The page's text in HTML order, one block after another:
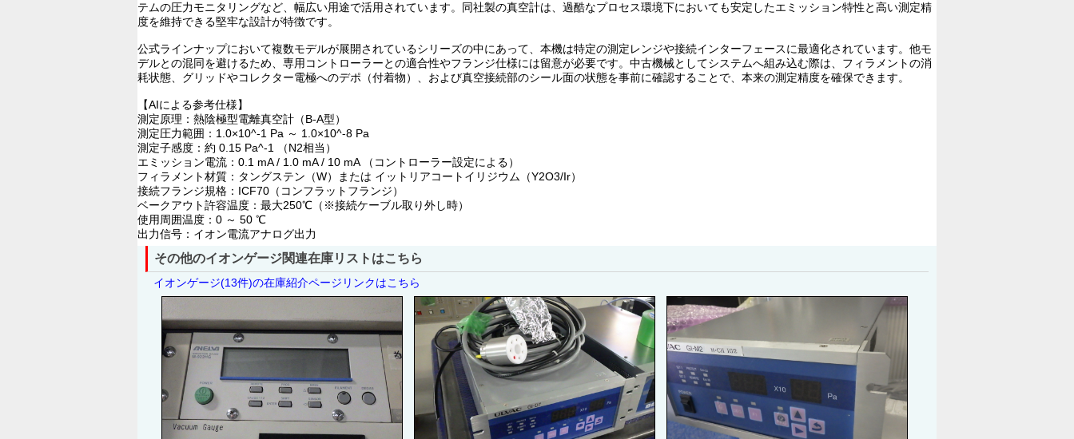
テムの圧力モニタリングなど、幅広い用途で活用されています。同社製の真空計は、過酷なプロセス環境下においても安定したエミッション特性と高い測定精
度を維持できる堅牢な設計が特徴です。
公式ラインナップにおいて複数モデルが展開されているシリーズの中にあって、本機は特定の測定レンジや接続インターフェースに最適化されています。他モ
デルとの混同を避けるため、専用コントローラーとの適合性やフランジ仕様には留意が必要です。中古機械としてシステムへ組み込む際は、フィラメントの消
耗状態、グリッドやコレクター電極へのデポ（付着物）、および真空接続部のシール面の状態を事前に確認することで、本来の測定精度を確保できます。
【AIによる参考仕様】
測定原理：熱陰極型電離真空計（B-A型）
測定圧力範囲：1.0×10^-1 Pa ～ 1.0×10^-8 Pa
測定子感度：約 0.15 Pa^-1 （N2相当）
エミッション電流：0.1 mA / 1.0 mA / 10 mA （コントローラー設定による）
フィラメント材質：タングステン（W）または イットリアコートイリジウム（Y2O3/Ir）
接続フランジ規格：ICF70（コンフラットフランジ）
ベークアウト許容温度：最大250℃（※接続ケーブル取り外し時）
使用周囲温度：0 ～ 50 ℃
出力信号：イオン電流アナログ出力
その他のイオンゲージ関連在庫リストはこちら
イオンゲージ(13件)の在庫紹介ページリンクはこちら